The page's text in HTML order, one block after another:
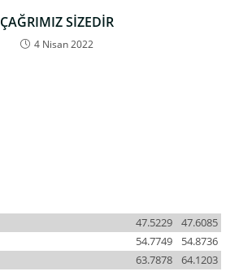
ÇAĞRIMIZ SİZEDİR
4 Nisan 2022
47.6085
47.5229
54.8736
54.7749
64.1203
63.7878